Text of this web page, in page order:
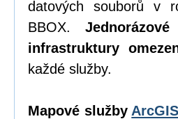
datových souborů v
BBOX.
infrastruktury
každé služby.
Mapové služby